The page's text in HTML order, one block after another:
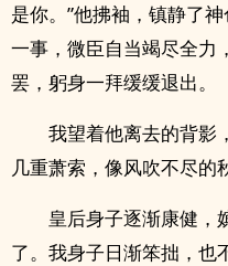
是你。”他拂袖，镇静了
一事，微臣自当竭尽全力
罢，躬身一拜缓缓退出。
我望着他离去的背影
几重萧索，像风吹不尽的
皇后身子逐渐康健，
了。我身子日渐笨拙，也